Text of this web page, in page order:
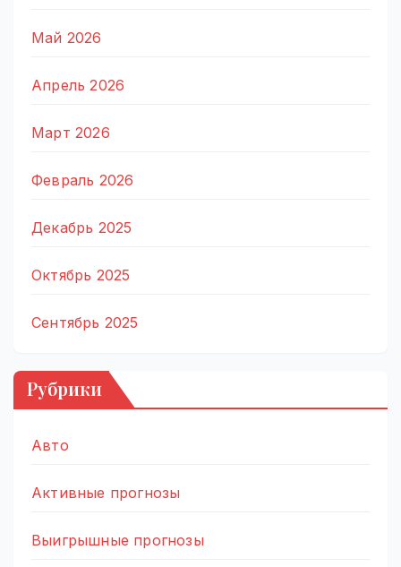
Май 2026
Апрель 2026
Март 2026
Февраль 2026
Декабрь 2025
Октябрь 2025
Сентябрь 2025
Рубрики
Авто
Активные прогнозы
Выигрышные прогнозы